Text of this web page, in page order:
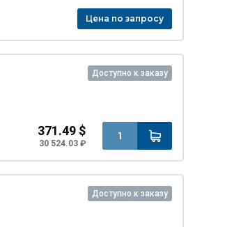
Цена по запросу
Доступно к заказу
371.49 $
30 524.03 ₽
Доступно к заказу